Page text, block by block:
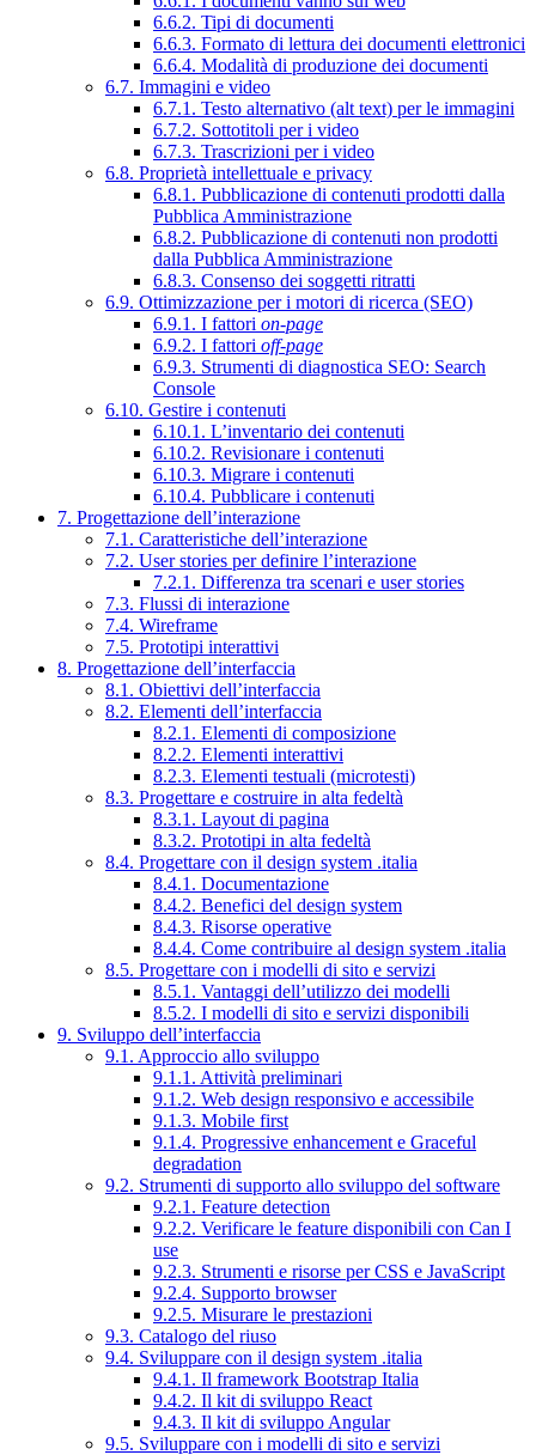
6.6.2. Tipi di documenti
6.6.3. Formato di lettura dei documenti elettronici
6.6.4. Modalità di produzione dei documenti
6.7. Immagini e video
6.7.1. Testo alternativo (alt text) per le immagini
6.7.2. Sottotitoli per i video
6.7.3. Trascrizioni per i video
6.8. Proprietà intellettuale e privacy
6.8.1. Pubblicazione di contenuti prodotti dalla
Pubblica Amministrazione
6.8.2. Pubblicazione di contenuti non prodotti
dalla Pubblica Amministrazione
6.8.3. Consenso dei soggetti ritratti
6.9. Ottimizzazione per i motori di ricerca (SEO)
6.9.1. I fattori on-page
6.9.2. I fattori off-page
6.9.3. Strumenti di diagnostica SEO: Search
Console
6.10. Gestire i contenuti
6.10.1. L’inventario dei contenuti
6.10.2. Revisionare i contenuti
6.10.3. Migrare i contenuti
6.10.4. Pubblicare i contenuti
7. Progettazione dell’interazione
7.1. Caratteristiche dell’interazione
7.2. User stories per definire l’interazione
7.2.1. Differenza tra scenari e user stories
7.3. Flussi di interazione
7.4. Wireframe
7.5. Prototipi interattivi
8. Progettazione dell’interfaccia
8.1. Obiettivi dell’interfaccia
8.2. Elementi dell’interfaccia
8.2.1. Elementi di composizione
8.2.2. Elementi interattivi
8.2.3. Elementi testuali (microtesti)
8.3. Progettare e costruire in alta fedeltà
8.3.1. Layout di pagina
8.3.2. Prototipi in alta fedeltà
8.4. Progettare con il design system .italia
8.4.1. Documentazione
8.4.2. Benefici del design system
8.4.3. Risorse operative
8.4.4. Come contribuire al design system .italia
8.5. Progettare con i modelli di sito e servizi
8.5.1. Vantaggi dell’utilizzo dei modelli
8.5.2. I modelli di sito e servizi disponibili
9. Sviluppo dell’interfaccia
9.1. Approccio allo sviluppo
9.1.1. Attività preliminari
9.1.2. Web design responsivo e accessibile
9.1.3. Mobile first
9.1.4. Progressive enhancement e Graceful
degradation
9.2. Strumenti di supporto allo sviluppo del software
9.2.1. Feature detection
9.2.2. Verificare le feature disponibili con Can I
use
9.2.3. Strumenti e risorse per CSS e JavaScript
9.2.4. Supporto browser
9.2.5. Misurare le prestazioni
9.3. Catalogo del riuso
9.4. Sviluppare con il design system .italia
9.4.1. Il framework Bootstrap Italia
9.4.2. Il kit di sviluppo React
9.4.3. Il kit di sviluppo Angular
9.5. Sviluppare con i modelli di sito e servizi